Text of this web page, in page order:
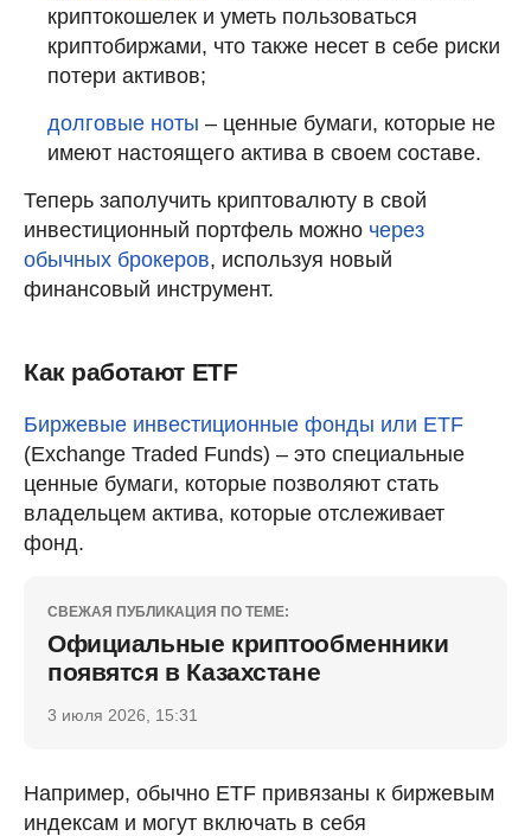
криптокошелек и уметь пользоваться
криптобиржами, что также несет в себе риски
потери активов;
долговые ноты – ценные бумаги, которые не
имеют настоящего актива в своем составе.
Теперь заполучить криптовалюту в свой
инвестиционный портфель можно через
обычных брокеров, используя новый
финансовый инструмент.
Как работают ETF
Биржевые инвестиционные фонды или ETF
(Exchange Traded Funds) – это специальные
ценные бумаги, которые позволяют стать
владельцем актива, которые отслеживает
фонд.
СВЕЖАЯ ПУБЛИКАЦИЯ ПО ТЕМЕ:
Официальные криптообменники
появятся в Казахстане
3 июля 2026, 15:31
Например, обычно ETF привязаны к биржевым
индексам и могут включать в себя